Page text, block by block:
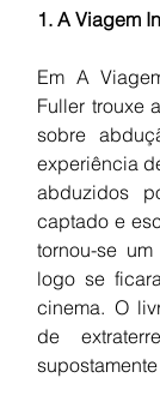
1. A Viagem
Em A
Fuller trouxe
sobre
experiência
abduzidos
captado e
tornou-se
logo se
cinema. O
de